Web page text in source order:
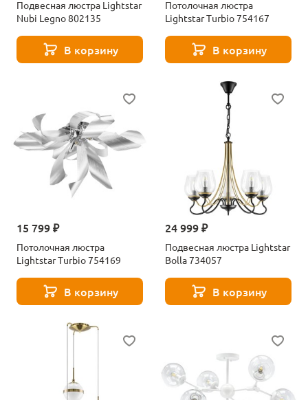
Подвесная люстра Lightstar
Nubi Legno 802135
В корзину
Потолочная люстра
Lightstar Turbio 754167
В корзину
15 799 ₽
Потолочная люстра
Lightstar Turbio 754169
В корзину
24 999 ₽
Подвесная люстра Lightstar
Bolla 734057
В корзину